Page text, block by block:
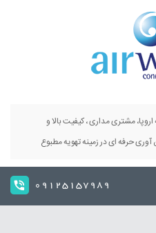
اروپا، مشتری مداری ، کیفیت بالا و
حرفه ای در زمینه تهویه مطبوع
09125157989